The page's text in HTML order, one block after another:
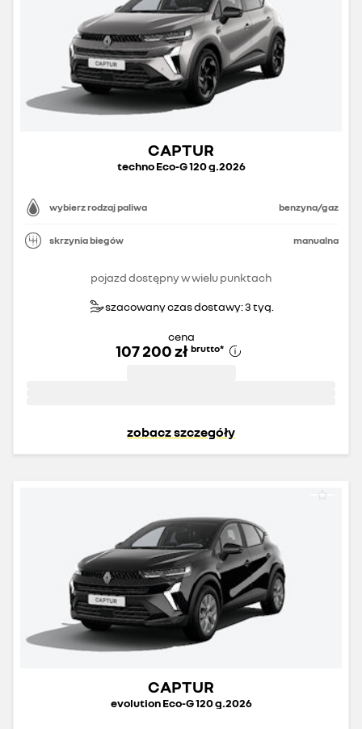
CAPTUR
techno Eco-G 120 g.2026
wybierz rodzaj paliwa benzyna/gaz
skrzynia biegów manualna
pojazd dostępny w wielu punktach
szacowany czas dostawy: 3 tyg.
cena
107 200 zł brutto*
zobacz szczegóły
CAPTUR
evolution Eco-G 120 g.2026